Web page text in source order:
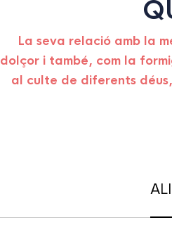
La seva relació amb la
dolçor i també, com la
al culte de diferents